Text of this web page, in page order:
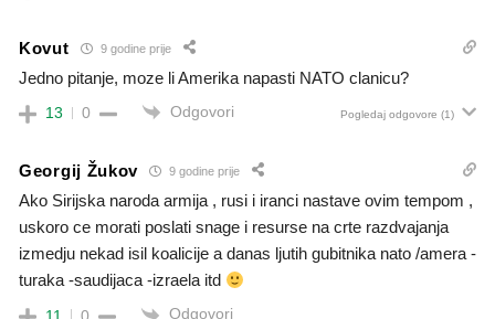
Kovut 9 godine prije
Jedno pitanje, moze li Amerika napasti NATO clanicu?
13 0 Odgovori Pogledaj odgovore (1)
Georgij Žukov 9 godine prije
Ako Sirijska naroda armija , rusi i iranci nastave ovim tempom ,
uskoro ce morati poslati snage i resurse na crte razdvajanja
izmedju nekad isil koalicije a danas ljutih gubitnika nato /amera -
turaka -saudijaca -izraela itd
11 0 Odgovori